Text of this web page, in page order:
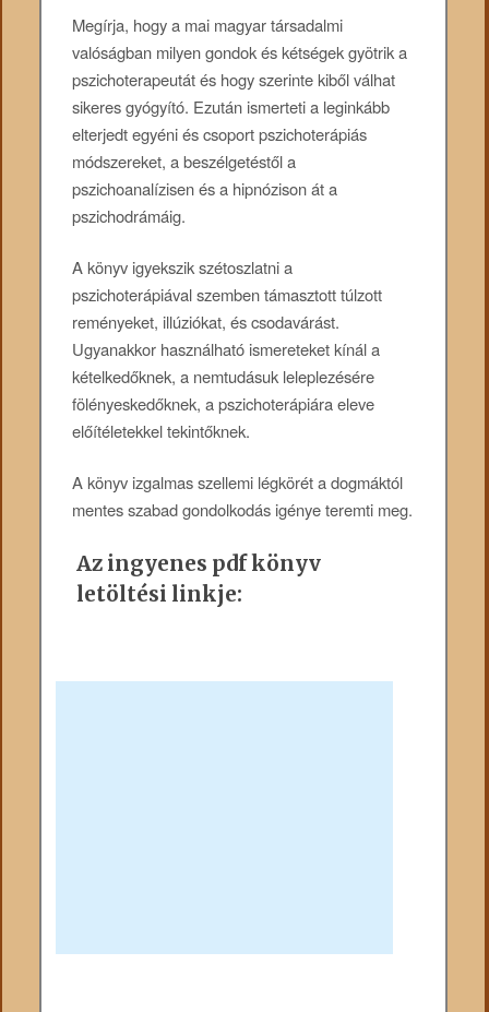
Megírja, hogy a mai magyar társadalmi
valóságban milyen gondok és kétségek gyötrik a
pszichoterapeutát és hogy szerinte kiből válhat
sikeres gyógyító. Ezután ismerteti a leginkább
elterjedt egyéni és csoport pszichoterápiás
módszereket, a beszélgetéstől a
pszichoanalízisen és a hipnózison át a
pszichodrámáig.
A könyv igyekszik szétoszlatni a
pszichoterápiával szemben támasztott túlzott
reményeket, illúziókat, és csodavárást.
Ugyanakkor használható ismereteket kínál a
kételkedőknek, a nemtudásuk leleplezésére
fölényeskedőknek, a pszichoterápiára eleve
előítéletekkel tekintőknek.
A könyv izgalmas szellemi légkörét a dogmáktól
mentes szabad gondolkodás igénye teremti meg.
Az ingyenes pdf könyv
letöltési linkje: